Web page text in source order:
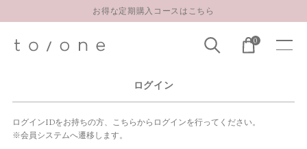
お得な定期購入コースはこちら
【重要】お盆期間中のお問い合わせと商品配送に関しまして
LINE お友達登録 500円OFFクーポンプレゼント
0
ログイン
ログインIDをお持ちの方、こちらからログインを行ってください。
※会員システムへ遷移します。